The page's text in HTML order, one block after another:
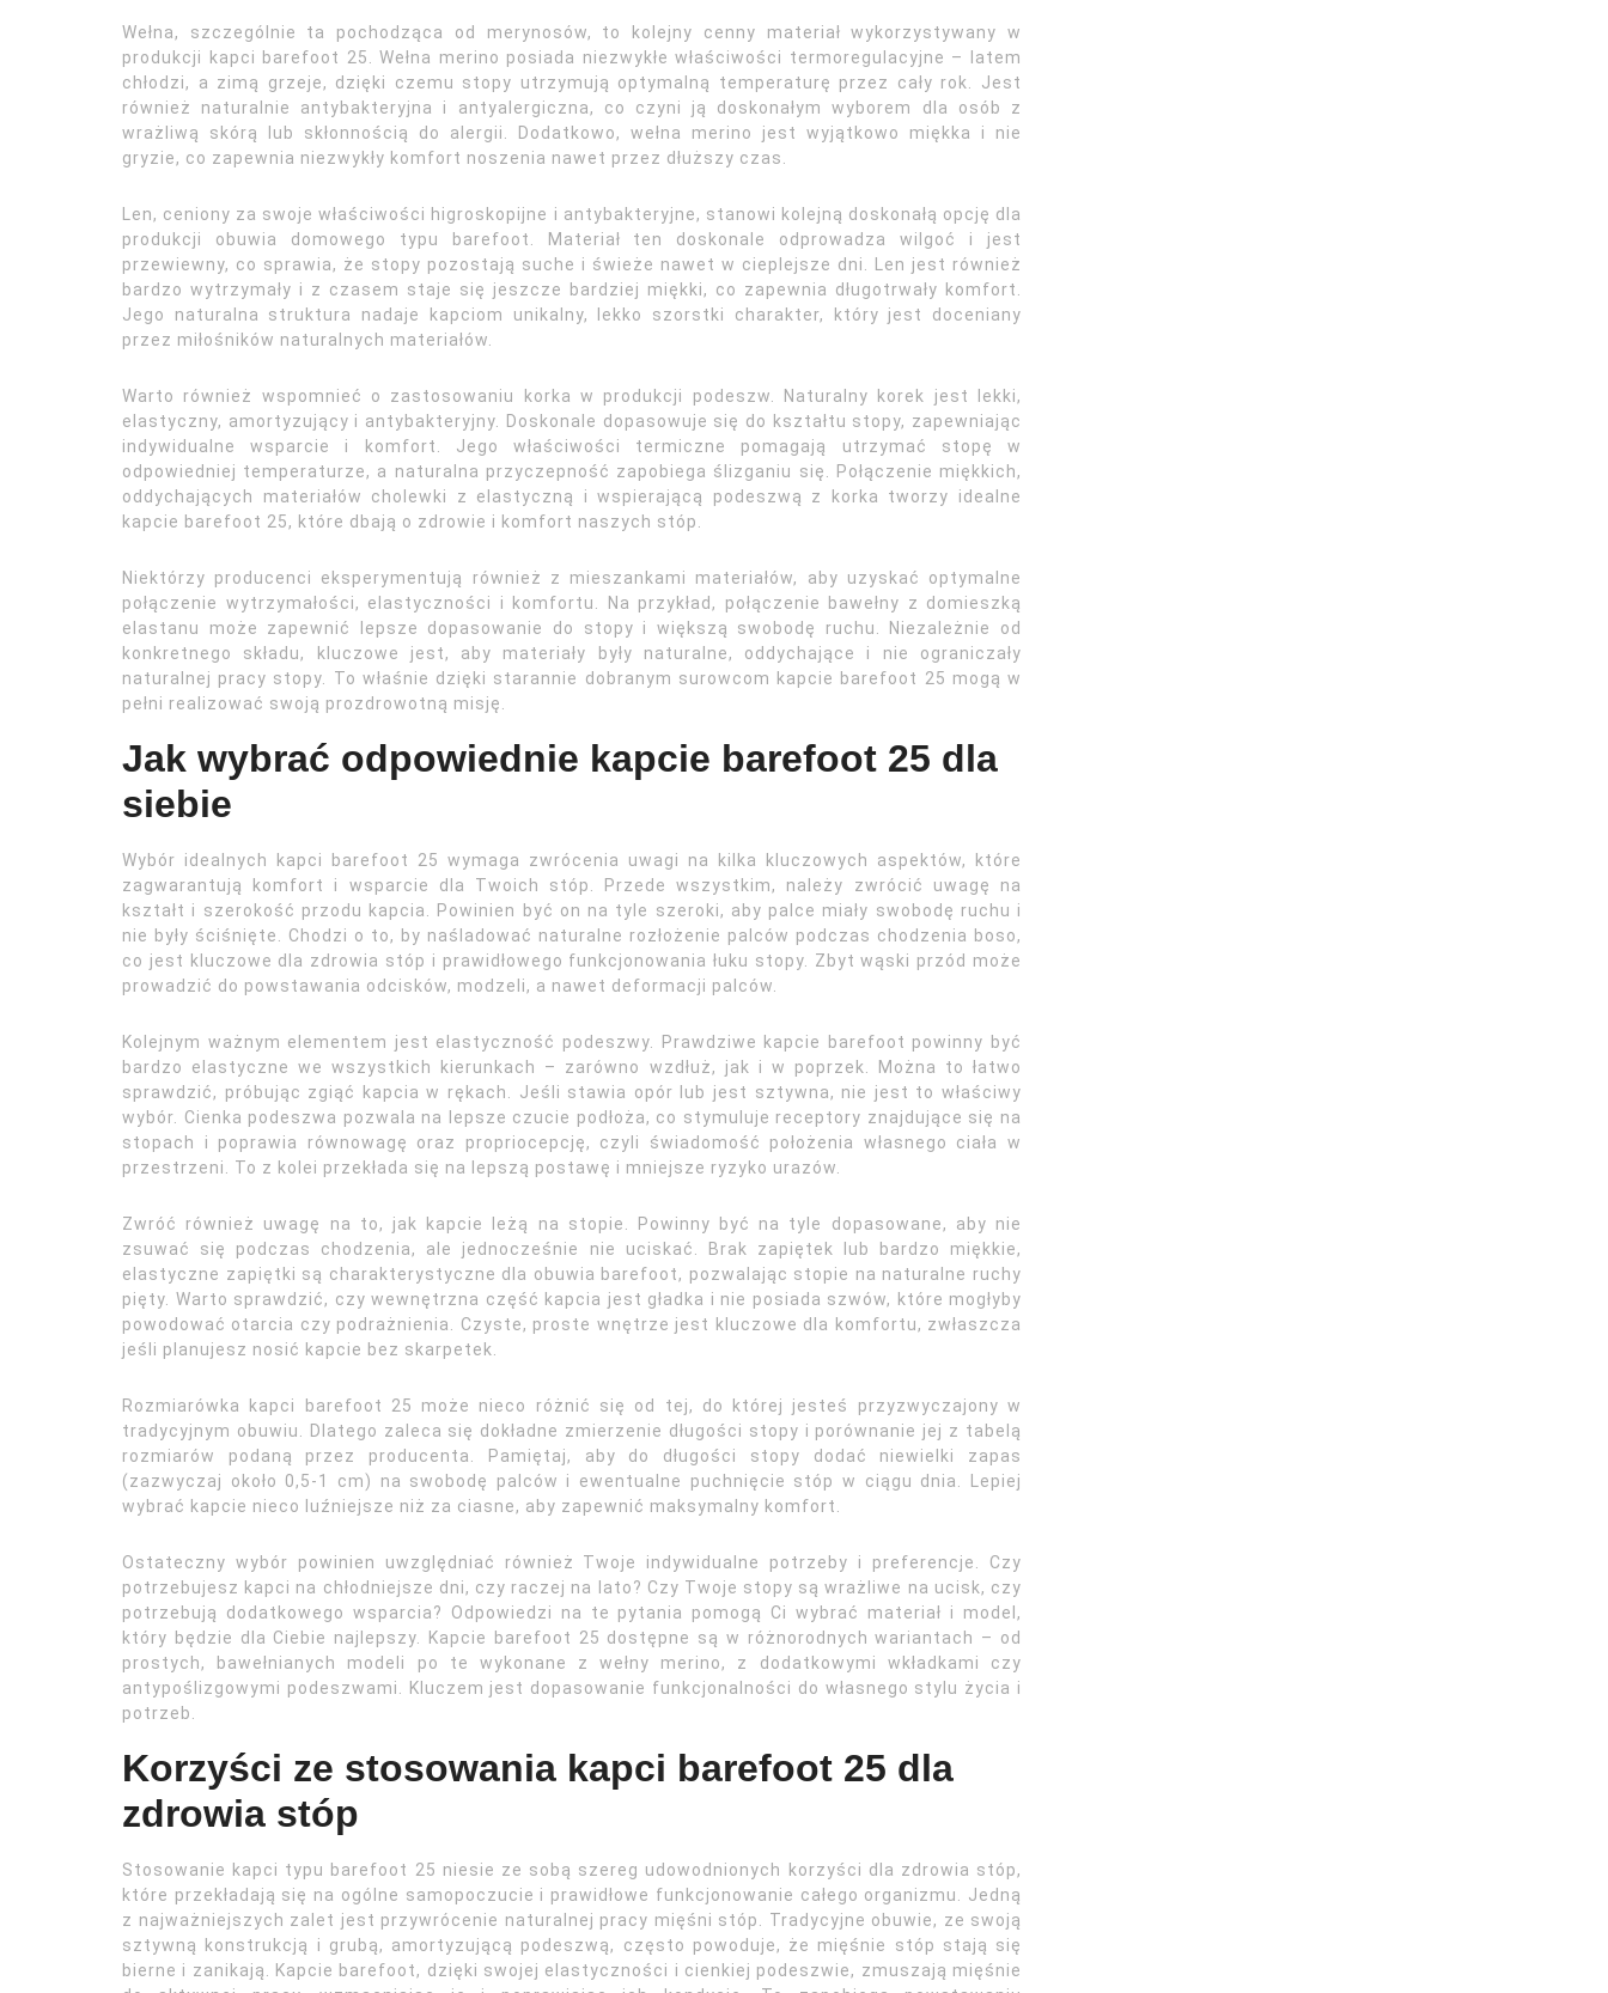
Wełna, szczególnie ta pochodząca od merynosów, to kolejny cenny materiał wykorzystywany w
produkcji kapci barefoot 25. Wełna merino posiada niezwykłe właściwości termoregulacyjne – latem
chłodzi, a zimą grzeje, dzięki czemu stopy utrzymują optymalną temperaturę przez cały rok. Jest
również naturalnie antybakteryjna i antyalergiczna, co czyni ją doskonałym wyborem dla osób z
wrażliwą skórą lub skłonnością do alergii. Dodatkowo, wełna merino jest wyjątkowo miękka i nie
gryzie, co zapewnia niezwykły komfort noszenia nawet przez dłuższy czas.
Len, ceniony za swoje właściwości higroskopijne i antybakteryjne, stanowi kolejną doskonałą opcję dla
produkcji obuwia domowego typu barefoot. Materiał ten doskonale odprowadza wilgoć i jest
przewiewny, co sprawia, że stopy pozostają suche i świeże nawet w cieplejsze dni. Len jest również
bardzo wytrzymały i z czasem staje się jeszcze bardziej miękki, co zapewnia długotrwały komfort.
Jego naturalna struktura nadaje kapciom unikalny, lekko szorstki charakter, który jest doceniany
przez miłośników naturalnych materiałów.
Warto również wspomnieć o zastosowaniu korka w produkcji podeszw. Naturalny korek jest lekki,
elastyczny, amortyzujący i antybakteryjny. Doskonale dopasowuje się do kształtu stopy, zapewniając
indywidualne wsparcie i komfort. Jego właściwości termiczne pomagają utrzymać stopę w
odpowiedniej temperaturze, a naturalna przyczepność zapobiega ślizganiu się. Połączenie miękkich,
oddychających materiałów cholewki z elastyczną i wspierającą podeszwą z korka tworzy idealne
kapcie barefoot 25, które dbają o zdrowie i komfort naszych stóp.
Niektórzy producenci eksperymentują również z mieszankami materiałów, aby uzyskać optymalne
połączenie wytrzymałości, elastyczności i komfortu. Na przykład, połączenie bawełny z domieszką
elastanu może zapewnić lepsze dopasowanie do stopy i większą swobodę ruchu. Niezależnie od
konkretnego składu, kluczowe jest, aby materiały były naturalne, oddychające i nie ograniczały
naturalnej pracy stopy. To właśnie dzięki starannie dobranym surowcom kapcie barefoot 25 mogą w
pełni realizować swoją prozdrowotną misję.
Jak wybrać odpowiednie kapcie barefoot 25 dla
siebie
Wybór idealnych kapci barefoot 25 wymaga zwrócenia uwagi na kilka kluczowych aspektów, które
zagwarantują komfort i wsparcie dla Twoich stóp. Przede wszystkim, należy zwrócić uwagę na
kształt i szerokość przodu kapcia. Powinien być on na tyle szeroki, aby palce miały swobodę ruchu i
nie były ściśnięte. Chodzi o to, by naśladować naturalne rozłożenie palców podczas chodzenia boso,
co jest kluczowe dla zdrowia stóp i prawidłowego funkcjonowania łuku stopy. Zbyt wąski przód może
prowadzić do powstawania odcisków, modzeli, a nawet deformacji palców.
Kolejnym ważnym elementem jest elastyczność podeszwy. Prawdziwe kapcie barefoot powinny być
bardzo elastyczne we wszystkich kierunkach – zarówno wzdłuż, jak i w poprzek. Można to łatwo
sprawdzić, próbując zgiąć kapcia w rękach. Jeśli stawia opór lub jest sztywna, nie jest to właściwy
wybór. Cienka podeszwa pozwala na lepsze czucie podłoża, co stymuluje receptory znajdujące się na
stopach i poprawia równowagę oraz propriocepcję, czyli świadomość położenia własnego ciała w
przestrzeni. To z kolei przekłada się na lepszą postawę i mniejsze ryzyko urazów.
Zwróć również uwagę na to, jak kapcie leżą na stopie. Powinny być na tyle dopasowane, aby nie
zsuwać się podczas chodzenia, ale jednocześnie nie uciskać. Brak zapiętek lub bardzo miękkie,
elastyczne zapiętki są charakterystyczne dla obuwia barefoot, pozwalając stopie na naturalne ruchy
pięty. Warto sprawdzić, czy wewnętrzna część kapcia jest gładka i nie posiada szwów, które mogłyby
powodować otarcia czy podrażnienia. Czyste, proste wnętrze jest kluczowe dla komfortu, zwłaszcza
jeśli planujesz nosić kapcie bez skarpetek.
Rozmiarówka kapci barefoot 25 może nieco różnić się od tej, do której jesteś przyzwyczajony w
tradycyjnym obuwiu. Dlatego zaleca się dokładne zmierzenie długości stopy i porównanie jej z tabelą
rozmiarów podaną przez producenta. Pamiętaj, aby do długości stopy dodać niewielki zapas
(zazwyczaj około 0,5-1 cm) na swobodę palców i ewentualne puchnięcie stóp w ciągu dnia. Lepiej
wybrać kapcie nieco luźniejsze niż za ciasne, aby zapewnić maksymalny komfort.
Ostateczny wybór powinien uwzględniać również Twoje indywidualne potrzeby i preferencje. Czy
potrzebujesz kapci na chłodniejsze dni, czy raczej na lato? Czy Twoje stopy są wrażliwe na ucisk, czy
potrzebują dodatkowego wsparcia? Odpowiedzi na te pytania pomogą Ci wybrać materiał i model,
który będzie dla Ciebie najlepszy. Kapcie barefoot 25 dostępne są w różnorodnych wariantach – od
prostych, bawełnianych modeli po te wykonane z wełny merino, z dodatkowymi wkładkami czy
antypoślizgowymi podeszwami. Kluczem jest dopasowanie funkcjonalności do własnego stylu życia i
potrzeb.
Korzyści ze stosowania kapci barefoot 25 dla
zdrowia stóp
Stosowanie kapci typu barefoot 25 niesie ze sobą szereg udowodnionych korzyści dla zdrowia stóp,
które przekładają się na ogólne samopoczucie i prawidłowe funkcjonowanie całego organizmu. Jedną
z najważniejszych zalet jest przywrócenie naturalnej pracy mięśni stóp. Tradycyjne obuwie, ze swoją
sztywną konstrukcją i grubą, amortyzującą podeszwą, często powoduje, że mięśnie stóp stają się
bierne i zanikają. Kapcie barefoot, dzięki swojej elastyczności i cienkiej podeszwie, zmuszają mięśnie